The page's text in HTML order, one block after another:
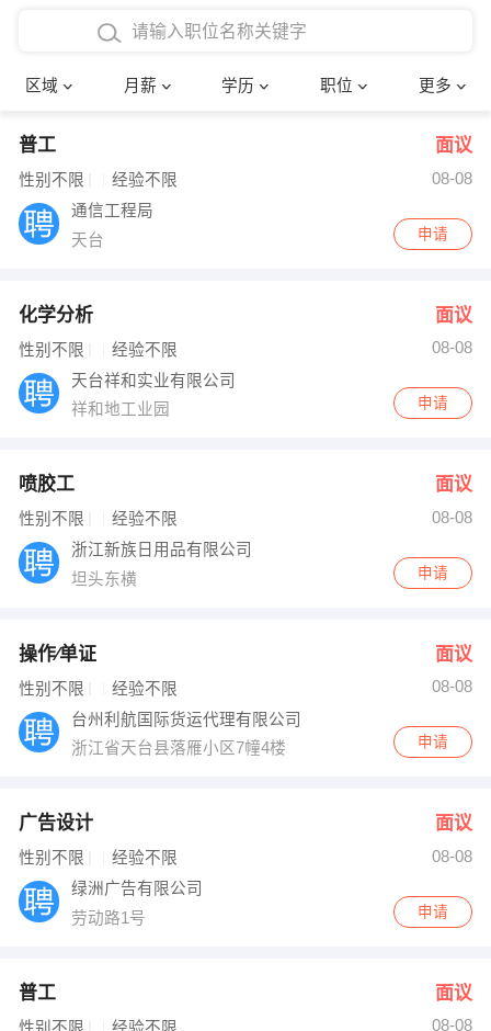
区域 月薪 学历 职位 更多
4000-5000元
8000-12000元
12000-20000元
博士
文员
财务会计
网络IT
快递员
收银员 技术员/工程师
出纳
编辑
跟单
其他职位
确定
普工 面议
性别不限 经验不限
08-08
通信工程局
天台
申请
化学分析 面议
性别不限 经验不限
08-08
天台祥和实业有限公司
祥和地工业园
申请
喷胶工 面议
性别不限 经验不限
08-08
浙江新族日用品有限公司
坦头东横
申请
操作∕单证 面议
性别不限 经验不限
08-08
台州利航国际货运代理有限公司
浙江省天台县落雁小区7幢4楼
申请
广告设计 面议
性别不限 经验不限
08-08
绿洲广告有限公司
劳动路1号
申请
普工 面议
08-08